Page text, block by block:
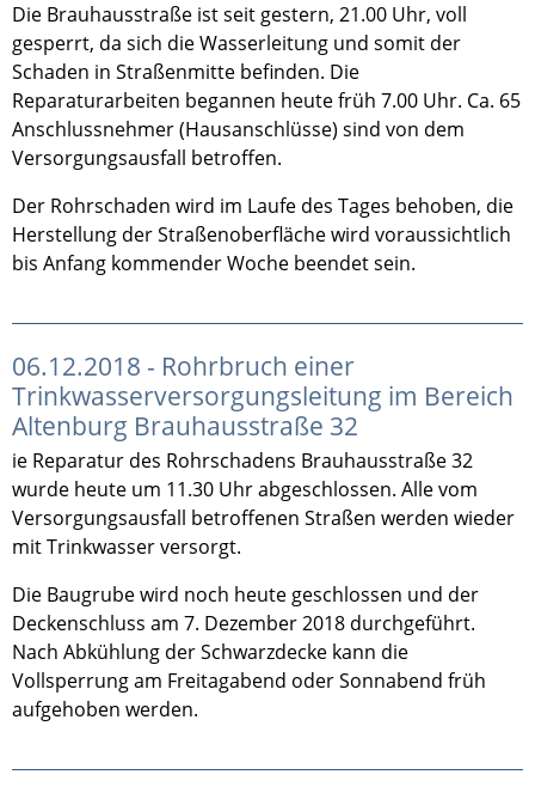
Die Brauhausstraße ist seit gestern, 21.00 Uhr, voll
gesperrt, da sich die Wasserleitung und somit der
Schaden in Straßenmitte befinden. Die
Reparaturarbeiten begannen heute früh 7.00 Uhr. Ca. 65
Anschlussnehmer (Hausanschlüsse) sind von dem
Versorgungsausfall betroffen.
Der Rohrschaden wird im Laufe des Tages behoben, die
Herstellung der Straßenoberfläche wird voraussichtlich
bis Anfang kommender Woche beendet sein.
06.12.2018 - Rohrbruch einer
Trinkwasserversorgungsleitung im Bereich
Altenburg Brauhausstraße 32
ie Reparatur des Rohrschadens Brauhausstraße 32
wurde heute um 11.30 Uhr abgeschlossen. Alle vom
Versorgungsausfall betroffenen Straßen werden wieder
mit Trinkwasser versorgt.
Die Baugrube wird noch heute geschlossen und der
Deckenschluss am 7. Dezember 2018 durchgeführt.
Nach Abkühlung der Schwarzdecke kann die
Vollsperrung am Freitagabend oder Sonnabend früh
aufgehoben werden.